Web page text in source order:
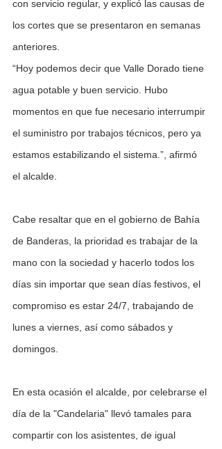
con servicio regular, y explicó las causas de
los cortes que se presentaron en semanas
anteriores.
“Hoy podemos decir que Valle Dorado tiene
agua potable y buen servicio. Hubo
momentos en que fue necesario interrumpir
el suministro por trabajos técnicos, pero ya
estamos estabilizando el sistema.”, afirmó
el alcalde.
Cabe resaltar que en el gobierno de Bahía
de Banderas, la prioridad es trabajar de la
mano con la sociedad y hacerlo todos los
días sin importar que sean días festivos, el
compromiso es estar 24/7, trabajando de
lunes a viernes, así como sábados y
domingos.
En esta ocasión el alcalde, por celebrarse el
día de la "Candelaria" llevó tamales para
compartir con los asistentes, de igual